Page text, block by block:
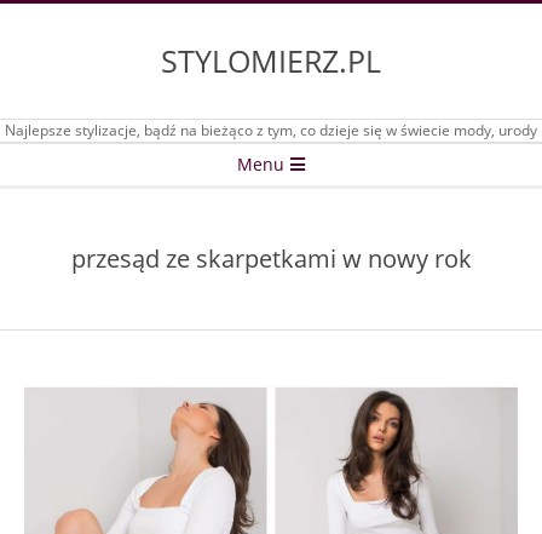
STYLOMIERZ.PL
Najlepsze stylizacje, bądź na bieżąco z tym, co dzieje się w świecie mody, urody
Menu
przesąd ze skarpetkami w nowy rok